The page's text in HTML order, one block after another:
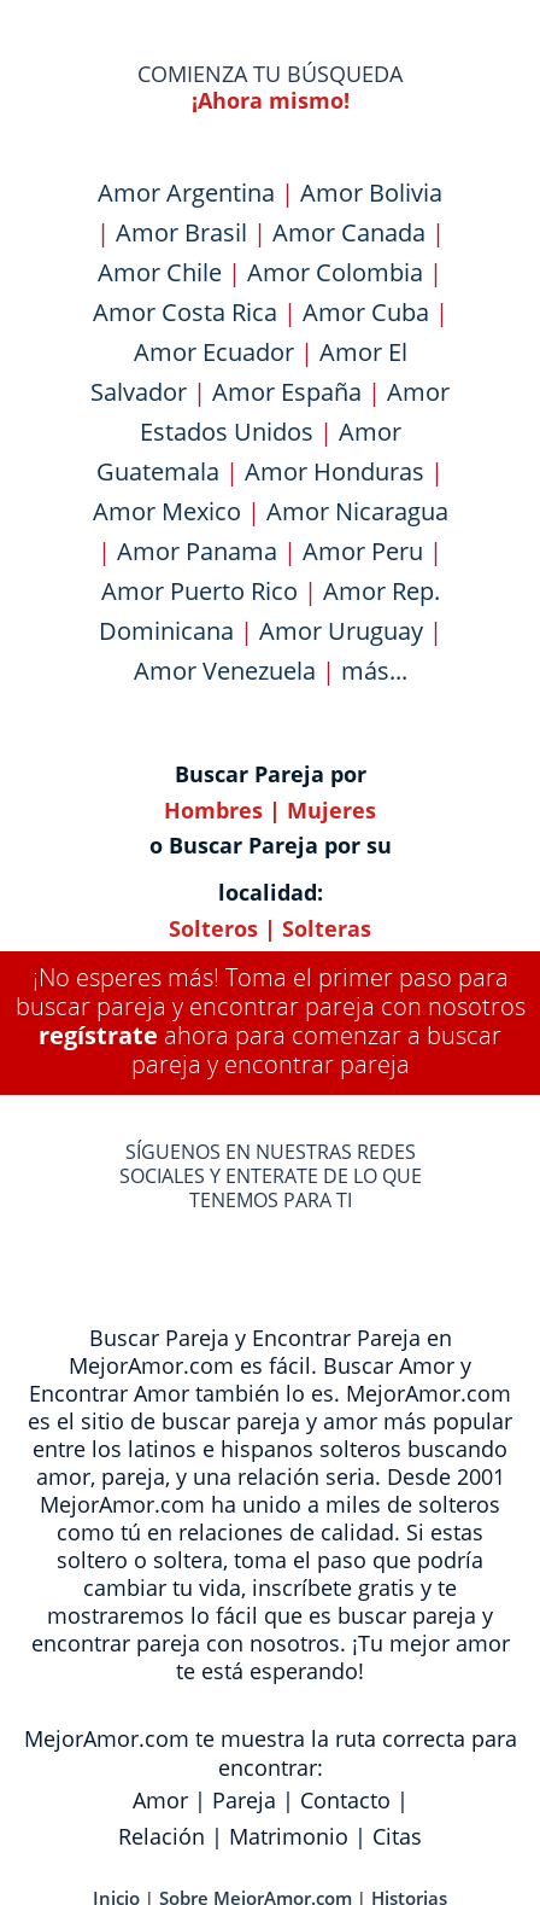
COMIENZA TU BÚSQUEDA
¡Ahora mismo!
Amor Argentina | Amor Bolivia
| Amor Brasil | Amor Canada |
Amor Chile | Amor Colombia |
Amor Costa Rica | Amor Cuba |
Amor Ecuador| Amor El
Salvador | Amor España | Amor
Estados Unidos | Amor
Guatemala | Amor Honduras |
Amor Mexico | Amor Nicaragua
| Amor Panama | Amor Peru |
Amor Puerto Rico | Amor Rep.
Dominicana | Amor Uruguay|
Amor Venezuela | más...
Buscar Pareja por
Hombres | Mujeres
o Buscar Pareja por su
localidad:
Solteros | Solteras
¡No esperes más! Toma el primer paso para
buscar pareja y encontrar pareja con nosotros
regístrate ahora para comenzar a buscar
pareja y encontrar pareja
SÍGUENOS EN NUESTRAS REDES
SOCIALES Y ENTERATE DE LO QUE
TENEMOS PARA TI
Buscar Pareja y Encontrar Pareja en
MejorAmor.com es fácil. Buscar Amor y
Encontrar Amor también lo es. MejorAmor.com
es el sitio de buscar pareja y amor más popular
entre los latinos e hispanos solteros buscando
amor, pareja, y una relación seria. Desde 2001
MejorAmor.com ha unido a miles de solteros
como tú en relaciones de calidad. Si estas
soltero o soltera, toma el paso que podría
cambiar tu vida, inscríbete gratis y te
mostraremos lo fácil que es buscar pareja y
encontrar pareja con nosotros. ¡Tu mejor amor
te está esperando!
MejorAmor.com te muestra la ruta correcta para
encontrar:
Amor| Pareja | Contacto |
Relación | Matrimonio | Citas
Inicio | Sobre MejorAmor.com | Historias